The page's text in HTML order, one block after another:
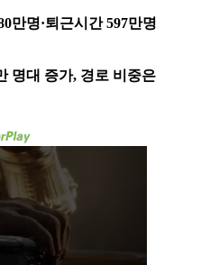
만명·퇴근시간 597만명
명대 증가, 경로 비중은